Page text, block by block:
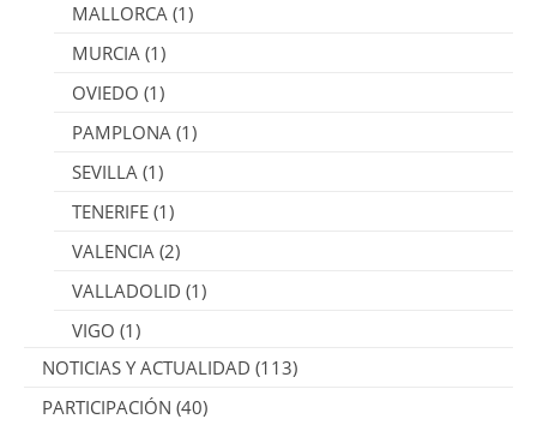
MALLORCA (1)
MURCIA (1)
OVIEDO (1)
PAMPLONA (1)
SEVILLA (1)
TENERIFE (1)
VALENCIA (2)
VALLADOLID (1)
VIGO (1)
NOTICIAS Y ACTUALIDAD (113)
PARTICIPACIÓN (40)